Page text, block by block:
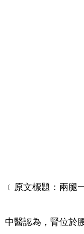
﹝原文標題：兩腿
中醫認為，腎位於